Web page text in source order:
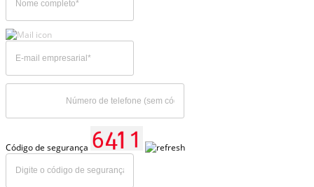
Código de segurança